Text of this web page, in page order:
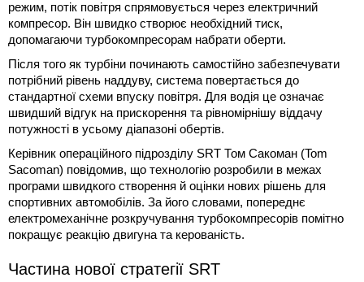
режим, потік повітря спрямовується через електричний
компресор. Він швидко створює необхідний тиск,
допомагаючи турбокомпресорам набрати оберти.
Після того як турбіни починають самостійно забезпечувати
потрібний рівень наддуву, система повертається до
стандартної схеми впуску повітря. Для водія це означає
швидший відгук на прискорення та рівномірнішу віддачу
потужності в усьому діапазоні обертів.
Керівник операційного підрозділу SRT Том Сакоман (Tom
Sacoman) повідомив, що технологію розробили в межах
програми швидкого створення й оцінки нових рішень для
спортивних автомобілів. За його словами, попереднє
електромеханічне розкручування турбокомпресорів помітно
покращує реакцію двигуна та керованість.
Частина нової стратегії SRT